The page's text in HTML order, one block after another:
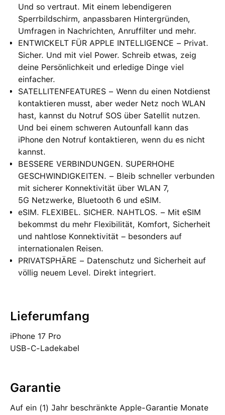
Und so vertraut. Mit einem lebendigeren
Sperrbildschirm, anpassbaren Hintergründen,
Umfragen in Nachrichten, Anruffilter und mehr.
ENTWICKELT FÜR APPLE INTELLIGENCE − Privat.
Sicher. Und mit viel Power. Schreib etwas, zeig
deine Persönlichkeit und erledige Dinge viel
einfacher.
SATELLITENFEATURES − Wenn du einen Notdienst
kontaktieren musst, aber weder Netz noch WLAN
hast, kannst du Notruf SOS über Satellit nutzen.
Und bei einem schweren Autounfall kann das
iPhone den Notruf kontaktieren, wenn du es nicht
kannst.
BESSERE VERBINDUNGEN. SUPERHOHE
GESCHWINDIGKEITEN. − Bleib schneller verbunden
mit sicherer Konnektivität über WLAN 7,
5G Netzwerke, Bluetooth 6 und eSIM.
eSIM. FLEXIBEL. SICHER. NAHTLOS. − Mit eSIM
bekommst du mehr Flexibilität, Komfort, Sicherheit
und nahtlose Konnektivität – besonders auf
internationalen Reisen.
PRIVATSPHÄRE − Datenschutz und Sicherheit auf
völlig neuem Level. Direkt integriert.
Lieferumfang
iPhone 17 Pro
USB-C-Ladekabel
Garantie
Auf ein (1) Jahr beschränkte Apple-Garantie Monate